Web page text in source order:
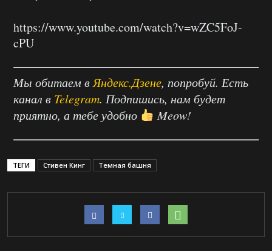
https://www.youtube.com/watch?v=wZC5FoJ-
cPU
Мы обитаем вЯндекс.Дзене, попробуй. Есть
канал в Telegram. Подпишись, нам будет
приятно, а тебе удобно
Meow!
ТЕГИ Стивен Кинг Темная башня